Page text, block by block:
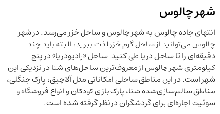
شهر چالوس
انتهای جاده چالوس به شهر چالوس و ساحل خزر می‌رسد. در شهر
چالوس می‌توانید از ساحل گرم خزر لذت ببرید، البته باید چند
دقیقه‌ای را تا ساحل دریا طی کنید. ساحل «رادیودریا» در پنج
کیلومتری شهر چالوس از معروف‌ترین ساحل‌های شنا در نزدیکی این
شهر است. در این مناطق ساحلی امكاناتی مثل آلاچیق، پارک جنگلی،
مناطق سالم‌سازی‌شده شنا، پارک بازی کودکان و انواع فروشگاه و
سوئیت اجاره‌ای برای گردشگران در نظر گرفته شده است.